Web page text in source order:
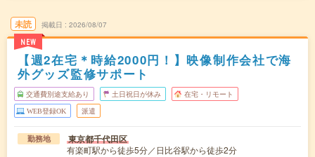
未読
NEW
掲載日 2026/08/07
【週2在宅＊時給2000円！】映像制作会社で海
外グッズ監修サポート
交通費別途支給あり 土日祝日が休み 在宅・リモート
WEB登録OK 派遣
勤務地 東京都千代田区
有楽町駅から徒歩5分／日比谷駅から徒歩2分